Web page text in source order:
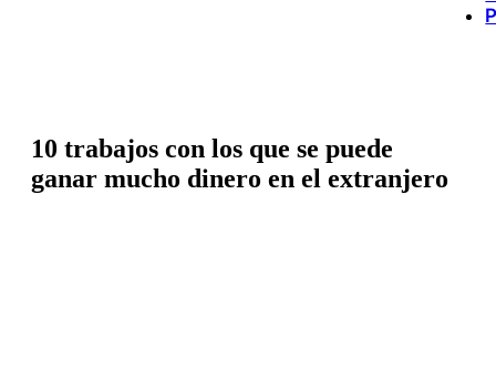
10 trabajos con los que se puede
ganar mucho dinero en el extranjero